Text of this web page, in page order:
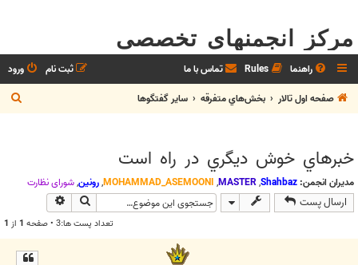
مرکز انجمنهای تخصصی
راهنما Rules تماس با ما ورود
ثبت نام
صفحه اول تالار
بخش‌‌هاي متفرقه ساير گفتگوها
س
خبرهاي خوش ديگري در راه است
مدیران انجمن: Shahbaz
,
MASTER
,
MOHAMMAD_ASEMOONI
,رونین,شوراي نظارت
ارسال پست جستجو
تعداد پست ها:3 • صفحه 1 از 1